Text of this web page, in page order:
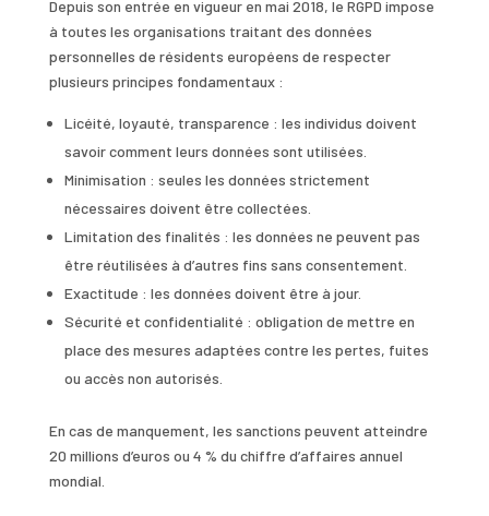
Depuis son entrée en vigueur en mai 2018, le RGPD impose
à toutes les organisations traitant des données
personnelles de résidents européens de respecter
plusieurs principes fondamentaux :
Licéité, loyauté, transparence : les individus doivent
savoir comment leurs données sont utilisées.
Minimisation : seules les données strictement
nécessaires doivent être collectées.
Limitation des finalités : les données ne peuvent pas
être réutilisées à d’autres fins sans consentement.
Exactitude : les données doivent être à jour.
Sécurité et confidentialité : obligation de mettre en
place des mesures adaptées contre les pertes, fuites
ou accès non autorisés.
En cas de manquement, les sanctions peuvent atteindre
20 millions d’euros ou 4 % du chiffre d’affaires annuel
mondial.